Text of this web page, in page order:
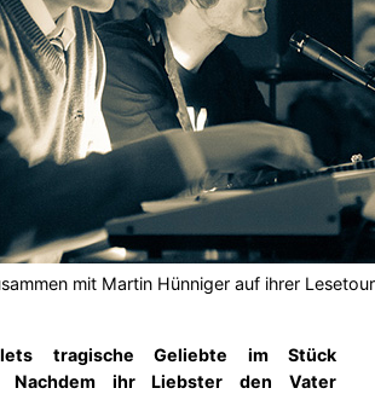
mit Martin Hünniger auf ihrer
tragische Geliebte im Stück
Nachdem ihr Liebster den Vater